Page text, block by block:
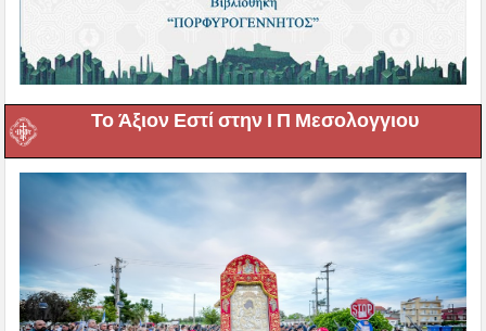
Το Άξιον Εστί στην Ι Π Μεσολογγιου